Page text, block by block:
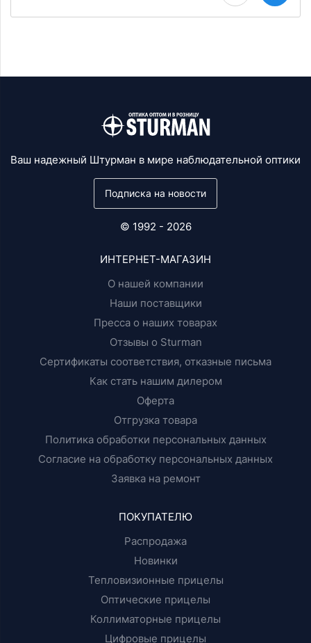
Ваш надежный Штурман в мире наблюдательной оптики
Подписка на новости
© 1992 - 2026
ИНТЕРНЕТ-МАГАЗИН
О нашей компании
Наши поставщики
Пресса о наших товарах
Отзывы о Sturman
Сертификаты соответствия, отказные письма
Как стать нашим дилером
Оферта
Отгрузка товара
Политика обработки персональных данных
Согласие на обработку персональных данных
Заявка на ремонт
ПОКУПАТЕЛЮ
Распродажа
Новинки
Тепловизионные прицелы
Оптические прицелы
Коллиматорные прицелы
Цифровые прицелы